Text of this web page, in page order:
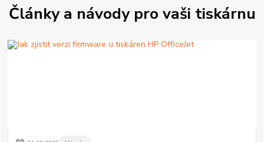
Články a návody pro vaši tiskárnu